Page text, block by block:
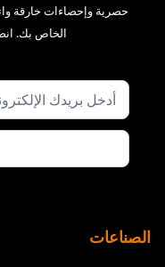
حصرية وإحصاءات خارقة
الخاص بك.
الصناعات